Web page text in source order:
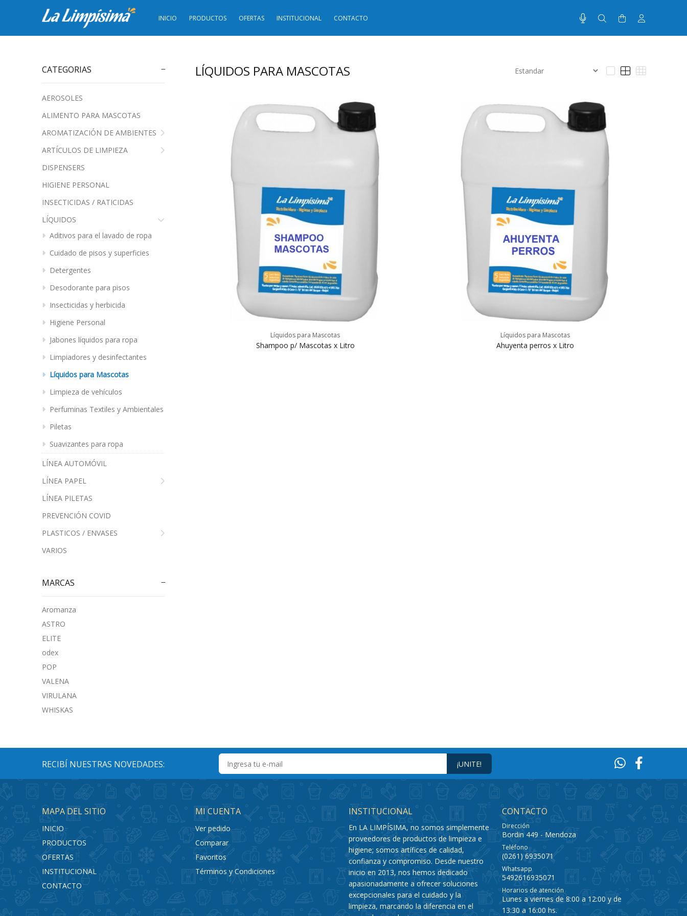
INICIO PRODUCTOS OFERTAS INSTITUCIONAL CONTACTO
CATEGORIAS
AEROSOLES
ALIMENTO PARA MASCOTAS
AROMATIZACIÓN DE AMBIENTES
ARTÍCULOS DE LIMPIEZA
DISPENSERS
HIGIENE PERSONAL
INSECTICIDAS / RATICIDAS
LÍQUIDOS
Aditivos para el lavado de ropa
Cuidado de pisos y superficies
Detergentes
Desodorante para pisos
Insecticidas y herbicida
Higiene Personal
Jabones líquidos para ropa
Limpiadores y desinfectantes
Líquidos para Mascotas
Limpieza de vehículos
Perfuminas Textiles y Ambientales
Piletas
Suavizantes para ropa
LÍNEA AUTOMÓVIL
LÍNEA PAPEL
LÍNEA PILETAS
PREVENCIÓN COVID
PLASTICOS / ENVASES
VARIOS
MARCAS
Aromanza
ASTRO
ELITE
odex
POP
VALENA
VIRULANA
WHISKAS
LÍQUIDOS PARA MASCOTAS
Líquidos para Mascotas
Shampoo p/ Mascotas x Litro
Líquidos para Mascotas
Ahuyenta perros x Litro
RECIBÍ NUESTRAS NOVEDADES: ¡UNITE!
MAPA DEL SITIO
INICIO
PRODUCTOS
OFERTAS
INSTITUCIONAL
CONTACTO
MI CUENTA
Ver pedido
Comparar
Favoritos
Términos y Condiciones
INSTITUCIONAL
En LA LIMPÍSIMA, no somos simplemente
proveedores de productos de limpieza e
higiene; somos artífices de calidad,
confianza y compromiso. Desde nuestro
inicio en 2013, nos hemos dedicado
apasionadamente a ofrecer soluciones
excepcionales para el cuidado y la
limpieza, marcando la diferencia en el
CONTACTO
Dirección
Bordin 449 - Mendoza
Teléfono
(0261) 6935071
Whatsapp
5492616935071
Horarios de atención
Lunes a viernes de 8:00 a 12:00 y de
13:30 a 16:00 hs.